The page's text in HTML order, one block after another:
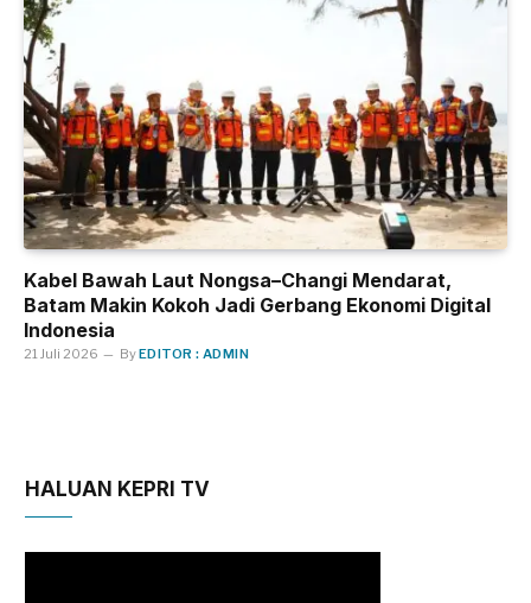
Kabel Bawah Laut Nongsa–Changi Mendarat,
Batam Makin Kokoh Jadi Gerbang Ekonomi Digital
Indonesia
21 Juli 2026 ByEDITOR : ADMIN
HALUAN KEPRI TV